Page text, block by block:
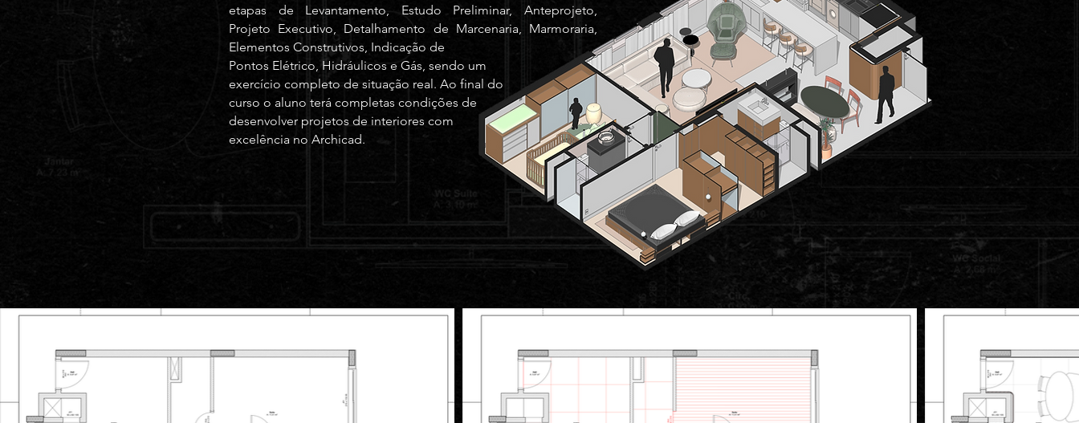
etapas de Levantamento, Estudo Preliminar, Anteprojeto,
Projeto Executivo, Detalhamento de Marcenaria, Marmoraria,
Elementos Construtivos, Indicação de
Pontos Elétrico, Hidráulicos e Gás, sendo um
exercício completo de situação real. Ao final do
curso o aluno terá completas condições de
desenvolver projetos de interiores com
excelência no Archicad.